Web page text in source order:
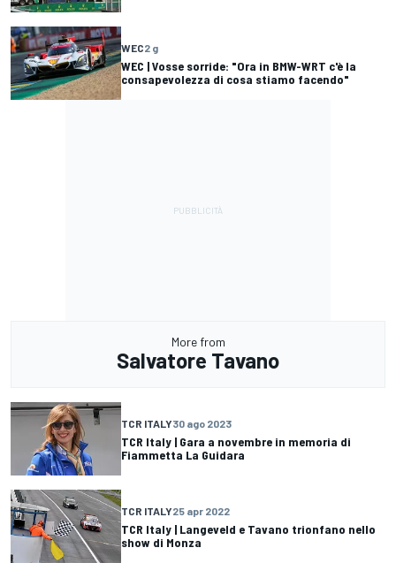
WEC2 g
WEC | Vosse sorride: "Ora in BMW-WRT c'è la
consapevolezza di cosa stiamo facendo"
More from
Salvatore Tavano
TCR ITALY30 ago 2023
TCR Italy | Gara a novembre in memoria di
Fiammetta La Guidara
TCR ITALY25 apr 2022
TCR Italy | Langeveld e Tavano trionfano nello
show di Monza